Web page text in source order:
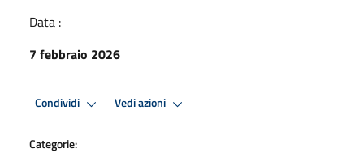
Data :
7 febbraio 2026
Condividi Vedi azioni
Categorie: